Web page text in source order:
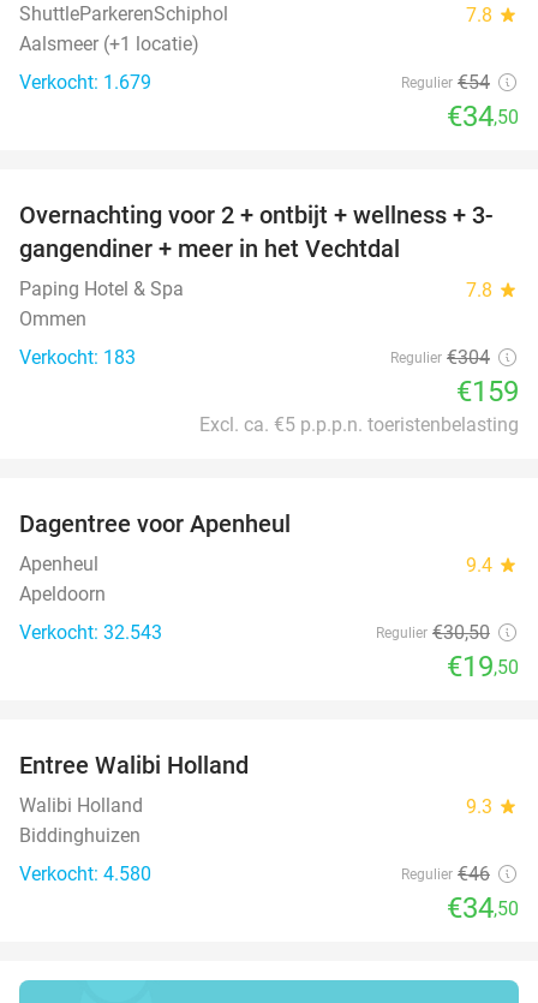
ShuttleParkerenSchiphol 7.8 star
Aalsmeer (+1 locatie)
Verkocht: 1.679
Regulier €54
€34,50
48%
Overnachting voor 2 + ontbijt + wellness + 3-
gangendiner + meer in het Vechtdal
Paping Hotel & Spa 7.8 star
Ommen
Verkocht: 183
Regulier €304
€159
Excl. ca. €5 p.p.p.n. toeristenbelasting
Dagentree voor Apenheul
Apenheul 9.4 star
Apeldoorn
Verkocht: 32.543
Regulier €30,50
€19,50
Entree Walibi Holland
Walibi Holland 9.3 star
Biddinghuizen
Verkocht: 4.580
Regulier €46
€34,50